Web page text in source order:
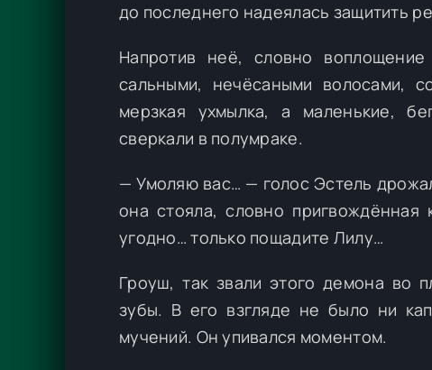
до последнего надеялась защитить
Напротив неё, словно
сальными, нечёсаными волосами,
мерзкая ухмылка, а маленькие,
сверкали в полумраке.
— Умоляю вас… — голос Эстель
она стояла, словно
угодно… только пощадите Лилу…
Гроуш, так звали этого демона во
зубы. В его взгляде не было ни
мучений. Он упивался моментом.